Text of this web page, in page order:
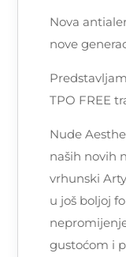
Nova
nove
TPO FREE
Nude
naših novih
vrhunski
u još boljoj
gustoćom i